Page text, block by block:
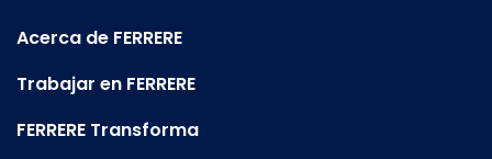
Acerca de FERRERE
Trabajar en FERRERE
FERRERE Transforma